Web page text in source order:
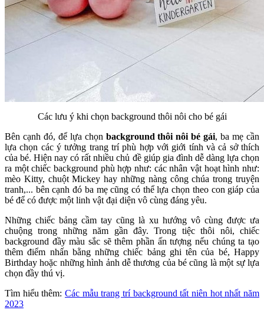
Các lưu ý khi chọn background thôi nôi cho bé gái
Bên cạnh đó, để lựa chọn background thôi nôi bé gái, ba mẹ cần
lựa chọn các ý tưởng trang trí phù hợp với giới tính và cả sở thích
của bé. Hiện nay có rất nhiều chủ đề giúp gia đình dễ dàng lựa chọn
ra một chiếc background phù hợp như: các nhân vật hoạt hình như:
mèo Kitty, chuột Mickey hay những nàng công chúa trong truyện
tranh,... bên cạnh đó ba mẹ cũng có thể lựa chọn theo con giáp của
bé để có được một linh vật đại diện vô cùng đáng yêu.
Những chiếc bảng cầm tay cũng là xu hướng vô cùng được ưa
chuộng trong những năm gần đây. Trong tiệc thôi nôi, chiếc
background đầy màu sắc sẽ thêm phần ấn tượng nếu chúng ta tạo
thêm điểm nhấn bằng những chiếc bảng ghi tên của bé, Happy
Birthday hoặc những hình ảnh dễ thương của bé cũng là một sự lựa
chọn đầy thú vị.
Tìm hiểu thêm: Các mẫu trang trí background tất niên hot nhất năm
2023